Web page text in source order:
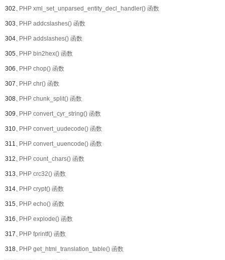
302、PHP xml_set_unparsed_entity_decl_handler() 函数
303、PHP addcslashes() 函数
304、PHP addslashes() 函数
305、PHP bin2hex() 函数
306、PHP chop() 函数
307、PHP chr() 函数
308、PHP chunk_split() 函数
309、PHP convert_cyr_string() 函数
310、PHP convert_uudecode() 函数
311、PHP convert_uuencode() 函数
312、PHP count_chars() 函数
313、PHP crc32() 函数
314、PHP crypt() 函数
315、PHP echo() 函数
316、PHP explode() 函数
317、PHP fprintf() 函数
318、PHP get_html_translation_table() 函数